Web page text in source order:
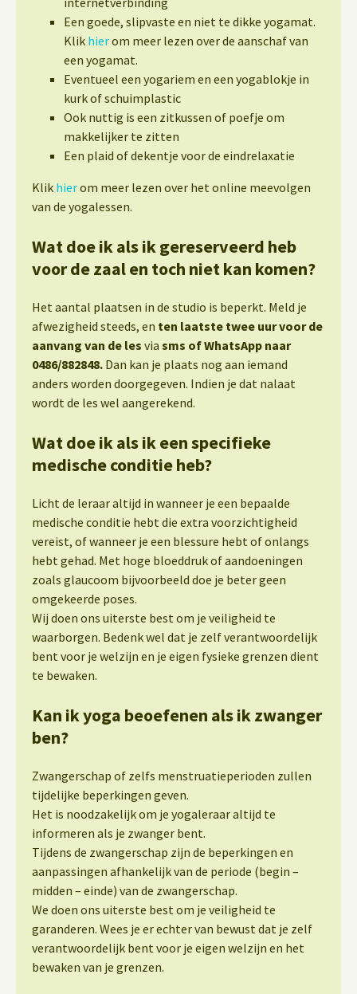
Een goede, slipvaste en niet te dikke yogamat.
Klik hierom meer lezen over de aanschaf van
een yogamat.
Eventueel een yogariem en een yogablokje in
kurk of schuimplastic
Ook nuttig is een zitkussen of poefje om
makkelijker te zitten
Een plaid of dekentje voor de eindrelaxatie
Klik hierom meer lezen over het online meevolgen
van de yogalessen.
Wat doe ik als ik gereserveerd heb
voor de zaal en toch niet kan komen?
Het aantal plaatsen in de studio is beperkt. Meld je
afwezigheid steeds, en ten laatste twee uur voor de
aanvang van de les via sms of WhatsApp naar
0486/882848. Dan kan je plaats nog aan iemand
anders worden doorgegeven. Indien je dat nalaat
wordt de les wel aangerekend.
Wat doe ik als ik een specifieke
medische conditie heb?
Licht de leraar altijd in wanneer je een bepaalde
medische conditie hebt die extra voorzichtigheid
vereist, of wanneer je een blessure hebt of onlangs
hebt gehad. Met hoge bloeddruk of aandoeningen
zoals glaucoom bijvoorbeeld doe je beter geen
omgekeerde poses.
Wij doen ons uiterste best om je veiligheid te
waarborgen. Bedenk wel dat je zelf verantwoordelijk
bent voor je welzijn en je eigen fysieke grenzen dient
te bewaken.
Kan ik yoga beoefenen als ik zwanger
ben?
Zwangerschap of zelfs menstruatieperioden zullen
tijdelijke beperkingen geven.
Het is noodzakelijk om je yogaleraar altijd te
informeren als je zwanger bent.
Tijdens de zwangerschap zijn de beperkingen en
aanpassingen afhankelijk van de periode (begin –
midden – einde) van de zwangerschap.
We doen ons uiterste best om je veiligheid te
garanderen. Wees je er echter van bewust dat je zelf
verantwoordelijk bent voor je eigen welzijn en het
bewaken van je grenzen.